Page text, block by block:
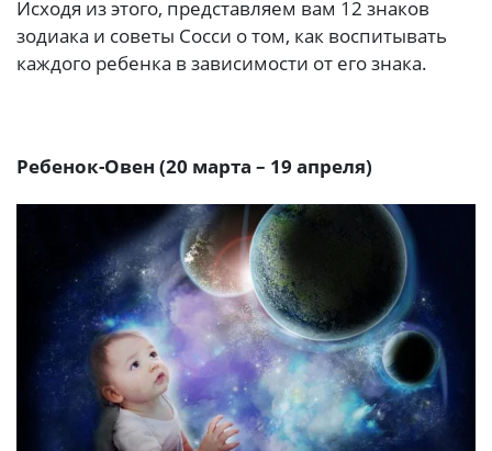
Исходя из этого, представляем вам 12 знаков
зодиака и советы Сосси о том, как воспитывать
каждого ребенка в зависимости от его знака.
Ребенок-Овен (20 марта – 19 апреля)